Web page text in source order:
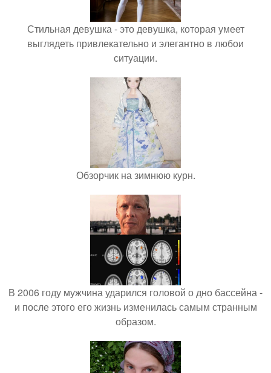
Стильная девушка - это девушка, которая умеет
выглядеть привлекательно и элегантно в любои
ситуации.
Обзорчик на зимнюю курн.
В 2006 году мужчина ударился головой о дно бассейна -
и после этого его жизнь изменилась самым странным
образом.